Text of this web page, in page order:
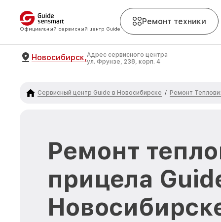
Официальный сервисный центр Guide
Ремонт техники
Новосибирск,Адрес сервисного центра
ул. Фрунзе, 238, корп. 4
Сервисный центр Guide в Новосибирске / Ремонт
Ремонт
прицела